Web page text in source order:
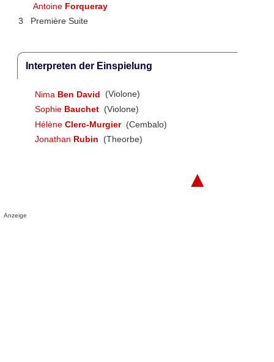
Antoine Forqueray
3
Première Suite
Interpreten der Einspielung
Nima Ben David
(Violone)
Sophie Bauchet (Violone)
Hélène Clerc-Murgier (Cembalo)
Jonathan Rubin (Theorbe)
▲
Anzeige